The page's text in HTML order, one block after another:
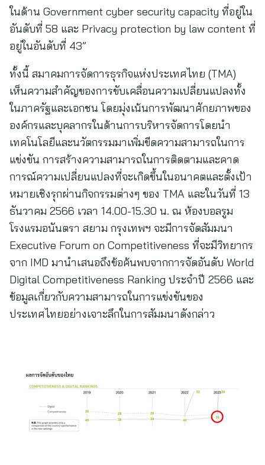
ในด้าน Government cyber security capacity ที่อยู่ใน
อันดับที่ 58 และ Privacy protection by law content ที่
อยู่ในอันดับที่ 43”
ทั้งนี้ สมาคมการจัดการธุรกิจแห่งประเทศไทย (TMA)
เห็นความสำคัญของการขับเคลื่อนความเปลี่ยนแปลงทั้ง
ในภาครัฐและเอกชน โดยมุ่งเน้นการพัฒนาศักยภาพของ
องค์กรและบุคลากรในด้านการบริหารจัดการโดยนำ
เทคโนโลยีและนวัตกรรมมาเพิ่มขีดความสามารถในการ
แข่งขัน การสร้างความสามารถในการติดตามและคาด
การณ์ความเปลี่ยนแปลงที่จะเกิดขึ้นในอนาคตและตั้งเป้า
หมายเชิงรุกผ่านกิจกรรมต่างๆ ของ TMA และในวันที่ 13
ธันวาคม 2566 เวลา 14.00-15.30 น. ณ ห้องบอลรูม
โรงแรมอนันตรา สยาม กรุงเทพฯ จะมีการจัดสัมมนา
Executive Forum on Competitiveness ที่จะมีวิทยากร
จาก IMD มานำเสนอถึงข้อค้นพบจากการจัดอันดับ World
Digital Competitiveness Ranking ประจำปี 2566 และ
ข้อมูลเกี่ยวกับความสามารถในการแข่งขันของ
ประเทศไทยอย่างเจาะลึกในการสัมมนาดังกล่าว